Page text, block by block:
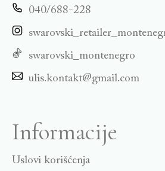
040/688-228
swarovski_montenegro
ulis.kontakt@gmail.com
Informacije
Uslovi korišćenja